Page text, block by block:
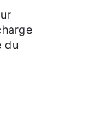
du